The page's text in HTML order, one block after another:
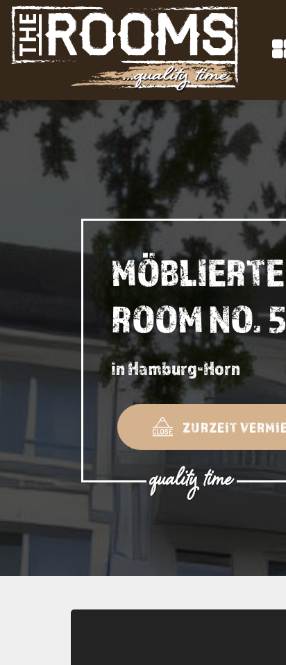
ROOM NO. 5
in Hamburg-Horn
ZURZEIT